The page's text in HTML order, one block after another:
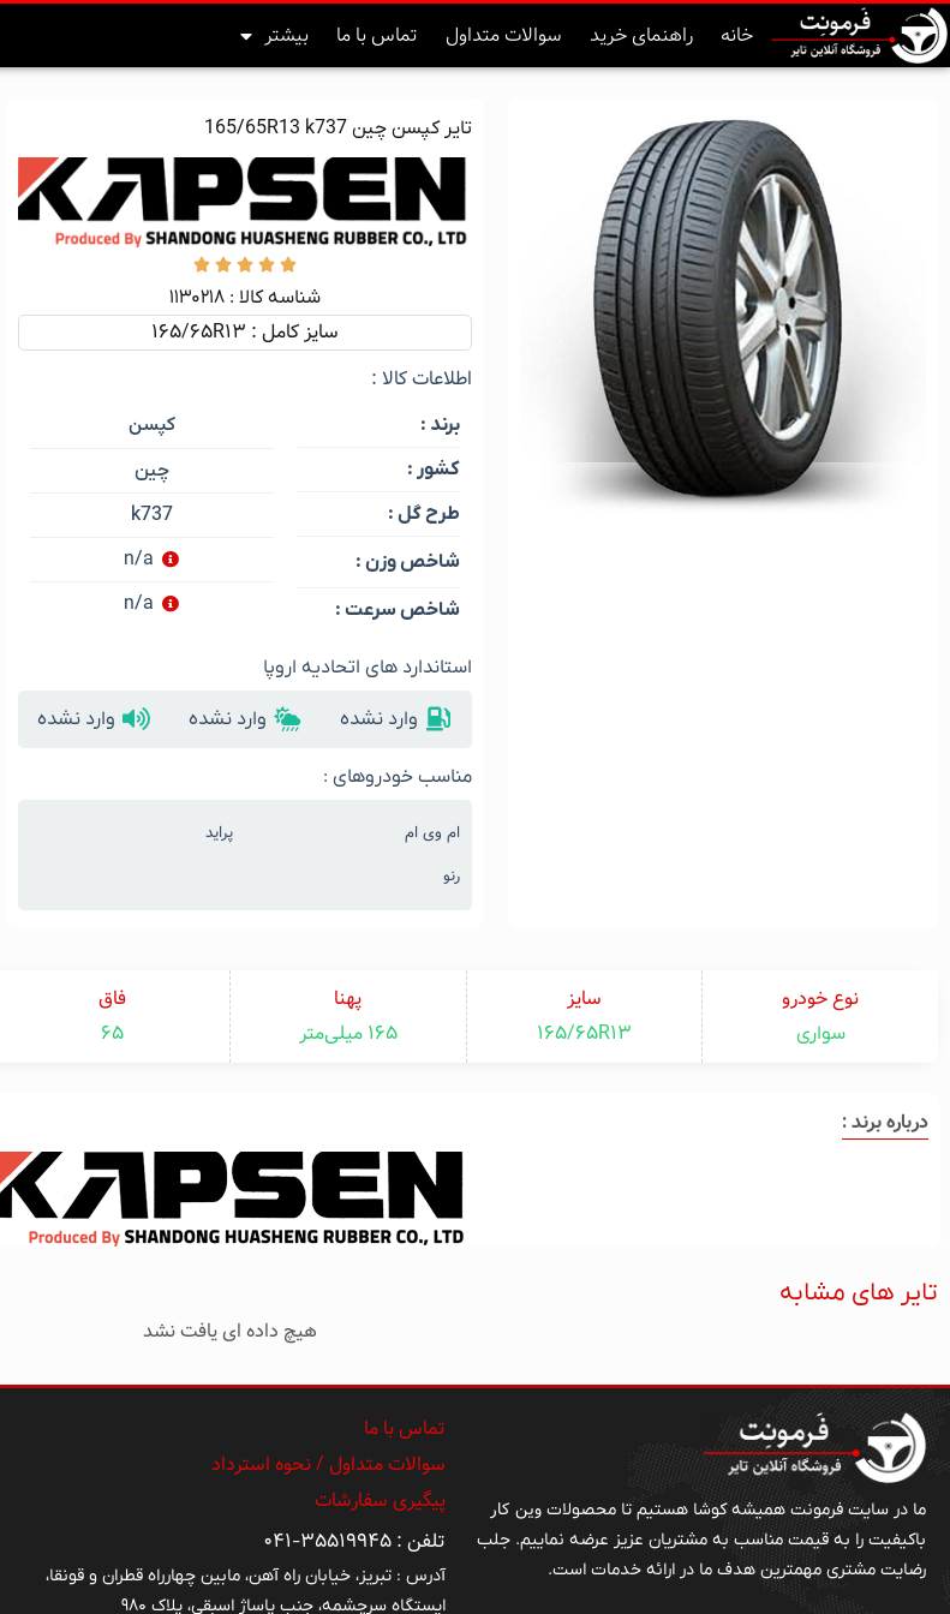
خانه راهنمای خرید سوالات متداول تماس با ما بیشتر
تایر کپسن چین 165/65R13 k737





شناسه کالا :‌ ۱۱۳۰۲۱۸
سایز کامل : 165/65R13
اطلاعات کالا :
برند :
کشور :
طرح گل :
شاخص وزن :
شاخص سرعت :
کپسن
چین
k737
n/a
n/a
استاندارد های اتحادیه اروپا
وارد نشده وارد نشده وارد نشده
مناسب خودروهای :
ام وی ام
پراید
رنو
نوع خودرو
سواری
سایز
165/65R13
پهنا
۱۶۵ میلی‌متر
فاق
۶۵
درباره برند :
تایر های مشابه
هیچ داده ای یافت نشد
ما در سایت فرمونت همیشه کوشا هستیم تا محصولات وین کار
باکیفیت را به قیمت مناسب به مشتریان عزیز عرضه نماییم. جلب
رضایت مشتری مهمترین هدف ما در ارائه خدمات است.
تماس با ما
سوالات متداول / نحوه استرداد
پیگیری سفارشات
تلفن : ۳۵۵۱۹۹۴۵-۰۴۱
آدرس : تبریز، خیابان راه آهن، مابین چهارراه قطران و قونقا،
ایستگاه سرچشمه، جنب پاساژ اسبقی، پلاک ۹۸۰